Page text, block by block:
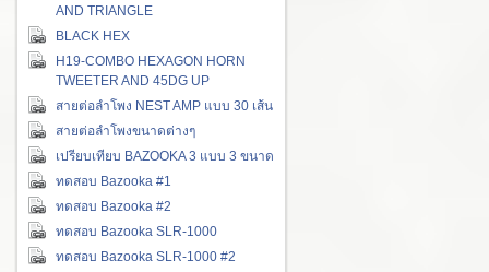
AND TRIANGLE
BLACK HEX
H19-COMBO HEXAGON HORN
TWEETER AND 45DG UP
สายต่อลำโพง NEST AMP แบบ 30 เส้น
สายต่อลำโพงขนาดต่างๆ
เปรียบเทียบ BAZOOKA 3 แบบ 3 ขนาด
ทดสอบ Bazooka #1
ทดสอบ Bazooka #2
ทดสอบ Bazooka SLR-1000
ทดสอบ Bazooka SLR-1000 #2